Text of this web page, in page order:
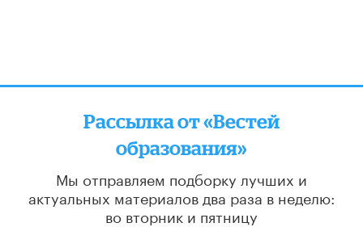
Рассылка от «Вестей
образования»
Мы отправляем подборку лучших и
актуальных материалов два раза в неделю:
во вторник и пятницу